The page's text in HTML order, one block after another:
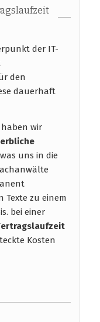
der IT-
den
dauerhaft
haben wir
uns in die
zu einem
bei einer
Kosten